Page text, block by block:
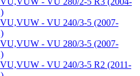
- VU 240/3-5 (2007-
- VU 280/3-5 (2007-
- VU 240/3-5 R2 (2011-